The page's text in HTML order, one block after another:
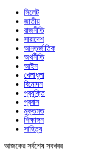
সিলেট
জাতীয়
রাজনীতি
সারাদেশ
আন্তর্জাতিক
অর্থনীতি
আইন
খেলাধুলা
বিনোদন
প্রযুক্তি
প্রবাস
মুক্তমত
শিক্ষাঙ্গন
সাহিত্য
আজকের সর্বশেষ সবখবর